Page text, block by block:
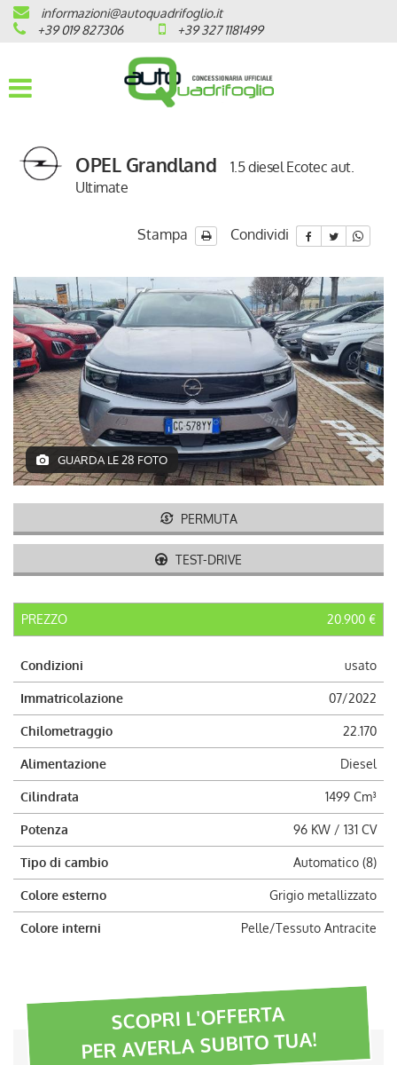
HOME
AZIENDA
OPEL
PRONTA CONSEGNA / KM 0
VEICOLI CON ECOBONUS
AUTO USATE
ACQUISTIAMO USATO
ASSISTENZA
LAVORA CON NOI
NEWS
AREA COMMERCIANTI
informazioni@autoquadrifoglio.it
+39 019 827306
+39 327 1181499
OPEL Grandland
1.5 diesel Ecotec aut.
Ultimate
Stampa Condividi
GUARDA LE 28 FOTO
PERMUTA
TEST-DRIVE
PREZZO 20.900 €
Condizioni usato
Immatricolazione 07/2022
Chilometraggio 22.170
Alimentazione Diesel
Cilindrata 1499 Cm³
Potenza 96 KW / 131 CV
Tipo di cambio Automatico (8)
Colore esterno Grigio metallizzato
Colore interni Pelle/Tessuto Antracite
SCOPRI L'OFFERTA
PER AVERLA SUBITO TUA!